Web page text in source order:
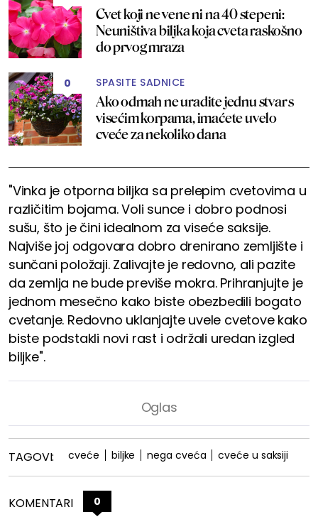
Cvet koji ne vene ni na 40 stepeni:
Neuništiva biljka koja cveta raskošno
do prvog mraza
0 SPASITE SADNICE
Ako odmah ne uradite jednu stvar s
visećim korpama, imaćete uvelo
cveće za nekoliko dana
"Vinka je otporna biljka sa prelepim cvetovima u
različitim bojama. Voli sunce i dobro podnosi
sušu, što je čini idealnom za viseće saksije.
Najviše joj odgovara dobro drenirano zemljište i
sunčani položaji. Zalivajte je redovno, ali pazite
da zemlja ne bude previše mokra. Prihranjujte je
jednom mesečno kako biste obezbedili bogato
cvetanje. Redovno uklanjajte uvele cvetove kako
biste podstakli novi rast i održali uredan izgled
biljke".
TAGOVI: cveće biljke nega cveća cveće u saksiji
KOMENTARI 0